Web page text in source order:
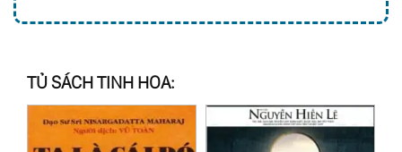
TỦ SÁCH TINH HOA: